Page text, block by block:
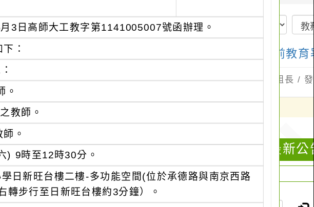
3日高師大工教字第1141005007號函辦理。
：
。
教師。
。
) 9時至12時30分。
日新旺台樓二樓-多功能空間(位於承德路與南京西路
轉步行至日新旺台樓約3分鐘）。